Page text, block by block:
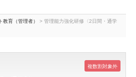
教育（管理者）
> 管理能力強化研修〈2日間・通学
複数割対象外